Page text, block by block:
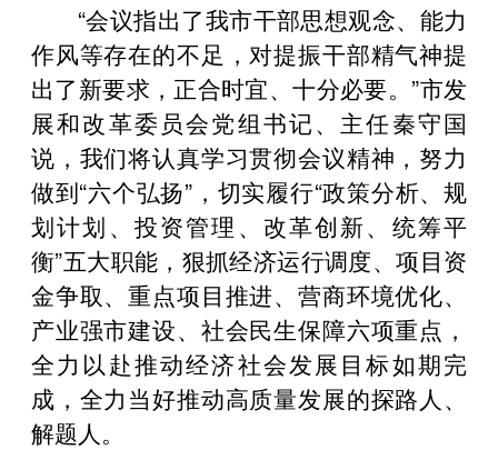
“会议指出了我市干部思想观念、能力
作风等存在的不足，对提振干部精气神提
出了新要求，正合时宜、十分必要。”市发
展和改革委员会党组书记、主任秦守国
说，我们将认真学习贯彻会议精神，努力
做到“六个弘扬”，切实履行“政策分析、规
划计划、投资管理、改革创新、统筹平
衡”五大职能，狠抓经济运行调度、项目资
金争取、重点项目推进、营商环境优化、
产业强市建设、社会民生保障六项重点，
全力以赴推动经济社会发展目标如期完
成，全力当好推动高质量发展的探路人、
解题人。